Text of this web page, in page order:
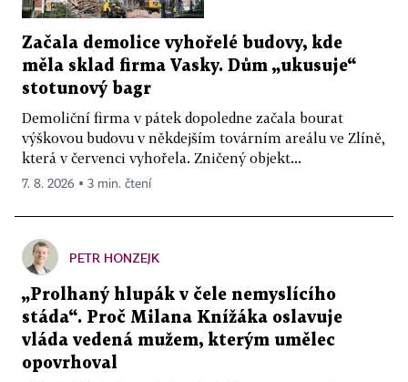
Začala demolice vyhořelé budovy, kde
měla sklad firma Vasky. Dům „ukusuje“
stotunový bagr
Demoliční firma v pátek dopoledne začala bourat
výškovou budovu v někdejším továrním areálu ve Zlíně,
která v červenci vyhořela. Zničený objekt...
7. 8. 2026 ▪ 3 min. čtení
PETR HONZEJK
„Prolhaný hlupák v čele nemyslícího
stáda“. Proč Milana Knížáka oslavuje
vláda vedená mužem, kterým umělec
opovrhoval